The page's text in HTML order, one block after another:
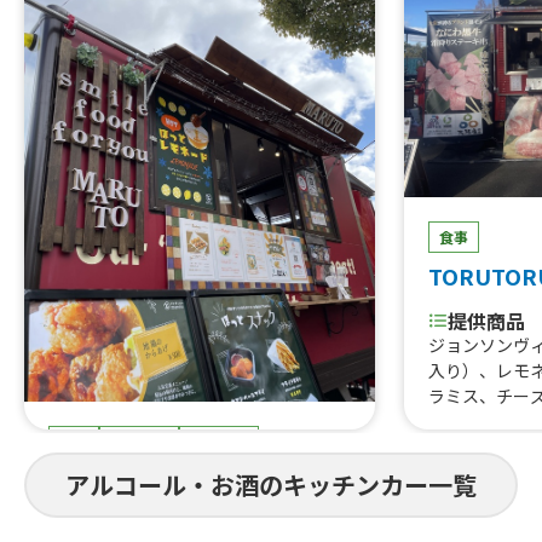
まると
提供商品
食事
提供商品
ジョンソンヴ
入り）、レモ
ラミス、チー
すじ煮込み、
重、はらみ
牛タン串、
にわ黒牛ステ
アルコール・お酒のキッチンカー一覧